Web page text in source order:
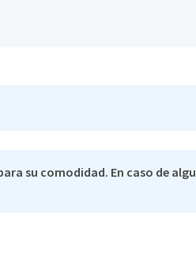
su comodidad. En caso de